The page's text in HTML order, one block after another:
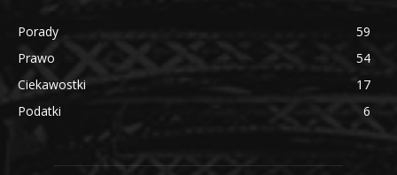
Porady
59
Prawo
54
Ciekawostki
17
Podatki
6